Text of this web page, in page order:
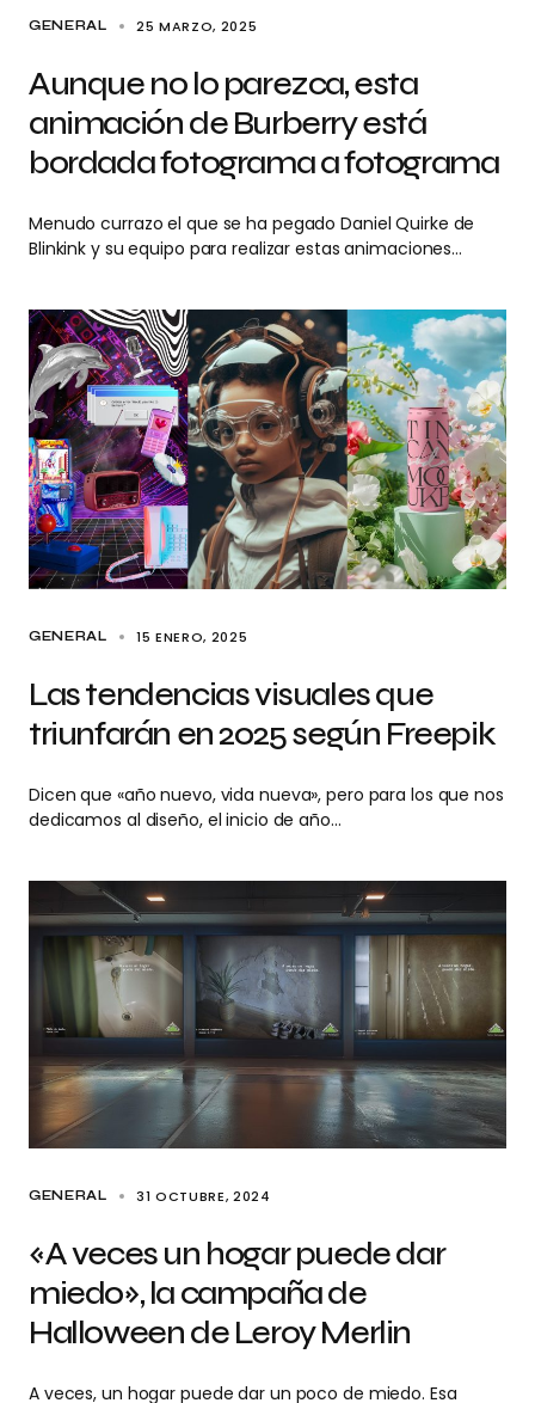
GENERAL 25 MARZO, 2025
Aunque no lo parezca, esta
animación de Burberry está
bordada fotograma a fotograma
Menudo currazo el que se ha pegado Daniel Quirke de
Blinkink y su equipo para realizar estas animaciones…
GENERAL 15 ENERO, 2025
Las tendencias visuales que
triunfarán en 2025 según Freepik
Dicen que «año nuevo, vida nueva», pero para los que nos
dedicamos al diseño, el inicio de año…
GENERAL 31 OCTUBRE, 2024
«A veces un hogar puede dar
miedo», la campaña de
Halloween de Leroy Merlin
A veces, un hogar puede dar un poco de miedo. Esa